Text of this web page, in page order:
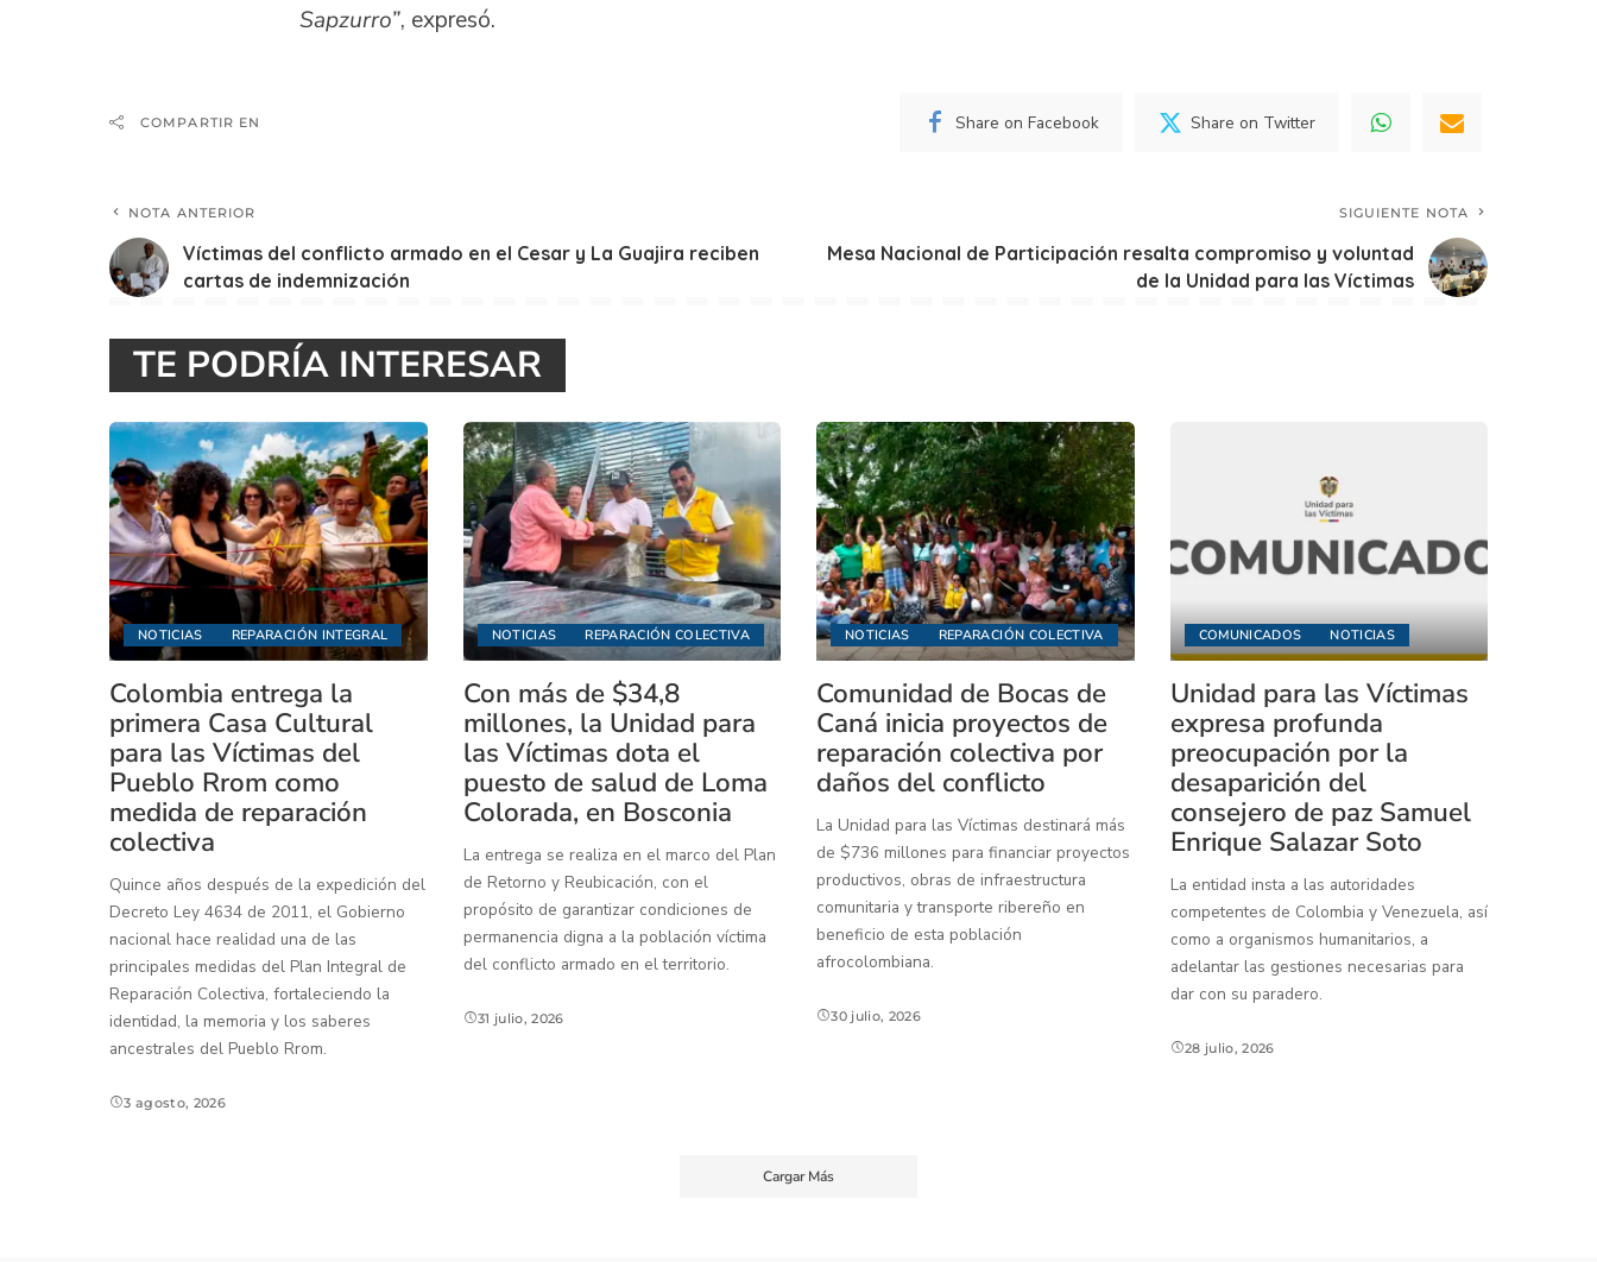
Sapzurro”, expresó.
COMPARTIR EN Share on Facebook Share on Twitter
NOTA ANTERIOR
Víctimas del conflicto armado en el Cesar y La Guajira reciben
cartas de indemnización
SIGUIENTE NOTA
Mesa Nacional de Participación resalta compromiso y voluntad
de la Unidad para las Víctimas
TE PODRÍA INTERESAR
NOTICIAS REPARACIÓN INTEGRAL
Colombia entrega la
primera Casa Cultural
para las Víctimas del
Pueblo Rrom como
medida de reparación
colectiva
Quince años después de la expedición del
Decreto Ley 4634 de 2011, el Gobierno
nacional hace realidad una de las
principales medidas del Plan Integral de
Reparación Colectiva, fortaleciendo la
identidad, la memoria y los saberes
ancestrales del Pueblo Rrom.
3 agosto, 2026
NOTICIAS REPARACIÓN COLECTIVA
Con más de $34,8
millones, la Unidad para
las Víctimas dota el
puesto de salud de Loma
Colorada, en Bosconia
La entrega se realiza en el marco del Plan
de Retorno y Reubicación, con el
propósito de garantizar condiciones de
permanencia digna a la población víctima
del conflicto armado en el territorio.
31 julio, 2026
NOTICIAS REPARACIÓN COLECTIVA
Comunidad de Bocas de
Caná inicia proyectos de
reparación colectiva por
daños del conflicto
La Unidad para las Víctimas destinará más
de $736 millones para financiar proyectos
productivos, obras de infraestructura
comunitaria y transporte ribereño en
beneficio de esta población
afrocolombiana.
30 julio, 2026
COMUNICADOS NOTICIAS
Unidad para las Víctimas
expresa profunda
preocupación por la
desaparición del
consejero de paz Samuel
Enrique Salazar Soto
La entidad insta a las autoridades
competentes de Colombia y Venezuela, así
como a organismos humanitarios, a
adelantar las gestiones necesarias para
dar con su paradero.
28 julio, 2026
Cargar Más